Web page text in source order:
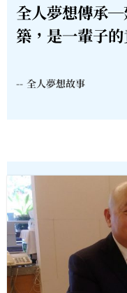
全人夢想傳承─
築，是一輩子的
-- 全人夢想故事